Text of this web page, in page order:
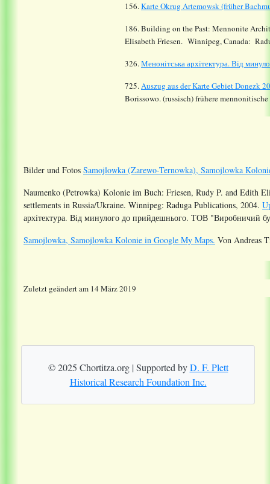
156.Karte Okrug Artemowsk (früher
186. Building on the Past: Mennonite
Elisabeth Friesen. Winnipeg, Canada:
326.Менонiтська архiтектура. Вiд
725.Auszug aus der Karte Gebiet Donezk
Borissowo. (russisch) frühere
Bilder und Fotos Samojlowka (Zarewo-Ternowka), Samojlowka
Naumenko (Petrowka) Kolonie im Buch: Friesen, Rudy P. and Edith
settlements in Russia/Ukraine. Winnipeg: Raduga Publications, 2004.
архiтектура. Вiд минулого до прийдешнього. ТОВ "Виробничий
Samojlowka, Samojlowka Kolonie in Google My Maps. Von Andreas
Zuletzt geändert am 14 März 2019
© 2025 Chortitza.org | Supported byD. F. Plett
Historical Research Foundation Inc.